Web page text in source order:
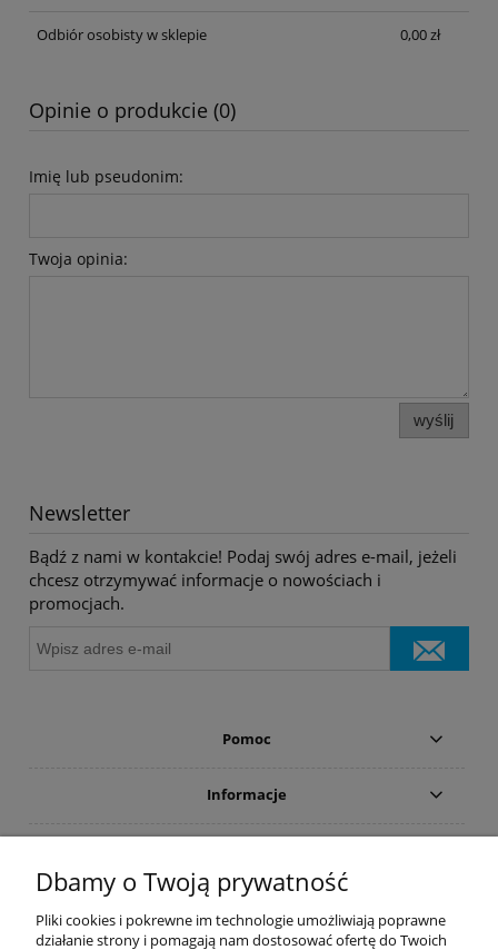
Odbiór osobisty w sklepie 0,00 zł
Opinie o produkcie (0)
Imię lub pseudonim:
Twoja opinia:
wyślij
Newsletter
Bądź z nami w kontakcie! Podaj swój adres e-mail, jeżeli
chcesz otrzymywać informacje o nowościach i
promocjach.
Pomoc
Informacje
Dbamy o Twoją prywatność
Pliki cookies i pokrewne im technologie umożliwiają poprawne
działanie strony i pomagają nam dostosować ofertę do Twoich